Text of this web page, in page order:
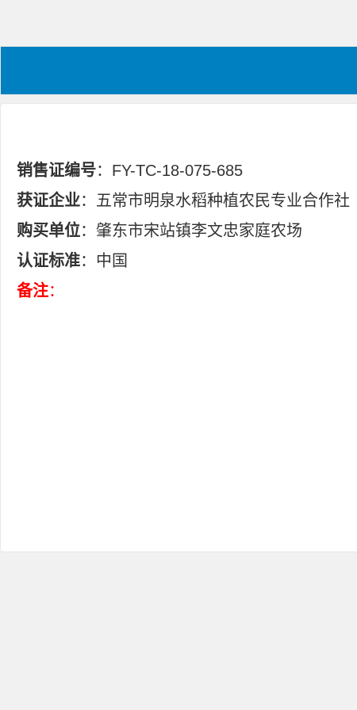
销售证编号：FY-TC-18-075-685
获证企业：五常市明泉水稻种植农民专业合作社
购买单位：肇东市宋站镇李文忠家庭农场
认证标准：中国
备注：